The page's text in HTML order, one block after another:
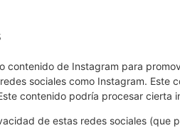
contenido de Instagram para
sociales como Instagram.
contenido podría procesar cierta
de estas redes sociales (que